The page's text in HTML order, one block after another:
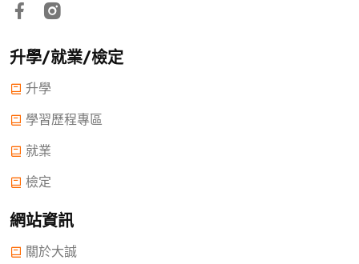
升學/就業/檢定
升學
學習歷程專區
就業
檢定
網站資訊
關於大誠